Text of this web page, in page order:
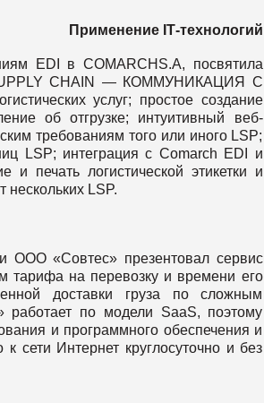
ПрименениеI Т-технологий
EDI в COMARCHS.A, посвятила
SUPPLY CHAIN — КОММУНИКАЦИЯ С
услуг; простое создание
об отгрузке; интуитивный веб-
требованиям того или иного LSP;
LSP; интеграция с Comarch EDI и
печать логистической этикетки и
LSP.
ООО «Совтес» презентовал сервис
тарифа на перевозку и времени его
доставки груза по сложным
работает по модели SaaS, поэтому
и программного обеспечения и
сети Интернет круглосуточно и без